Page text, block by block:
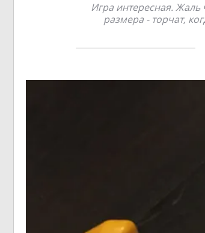
Игра интересная. Жаль
размера - торчат,